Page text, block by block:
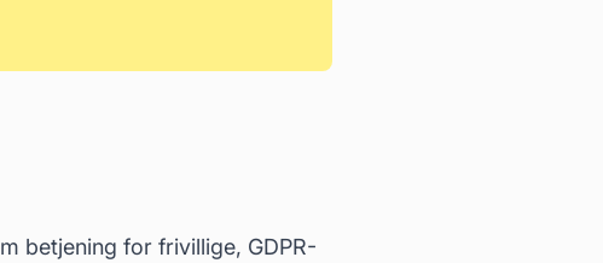
betjening for frivillige, GDPR-